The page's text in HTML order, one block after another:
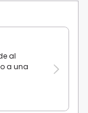
al
a una